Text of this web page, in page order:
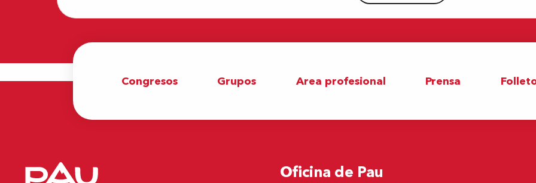
Congresos Grupos Area profesional Prensa
Oficina de Pau